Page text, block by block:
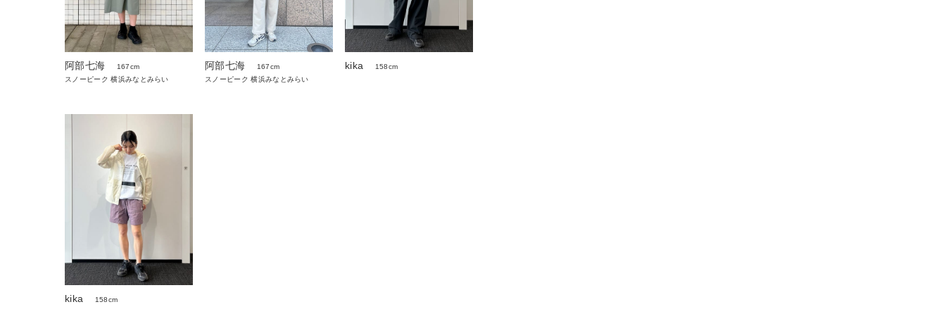
阿部七海
167cm
スノーピーク 横浜みなとみらい
阿部七海
167cm
スノーピーク 横浜みなとみらい
kika 158cm
kika 158cm